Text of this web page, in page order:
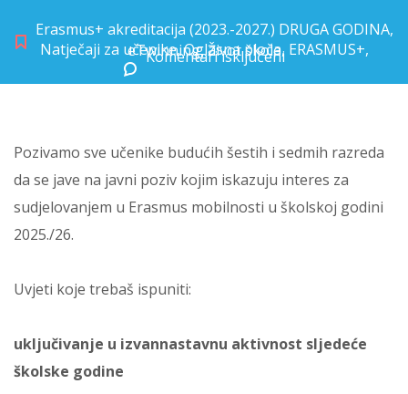
Erasmus+ akreditacija (2023.-2027.) DRUGA GODINA,
Natječaji za učenike,Oglasna ploča, ERASMUS+,
eTwinning,Život škole
Komentari isključeni
Pozivamo sve učenike budućih šestih i sedmih razreda
da se jave na javni poziv kojim iskazuju interes za
sudjelovanjem u Erasmus mobilnosti u školskoj godini
2025./26.
Uvjeti koje trebaš ispuniti:
uključivanje u izvannastavnu aktivnost sljedeće
školske godine